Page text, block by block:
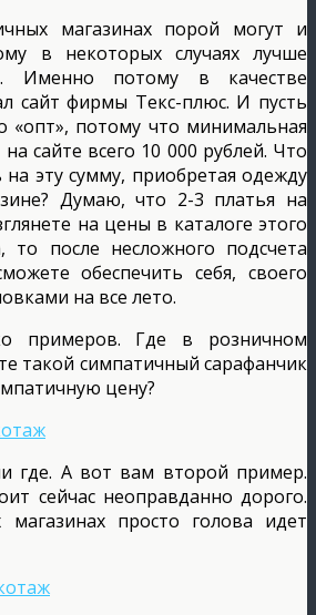
магазинах порой могут и
в некоторых случаях лучше
Именно потому в качестве
сайт фирмы Текс-плюс. И пусть
«опт», потому что минимальная
сайте всего 10 000 рублей. Что
эту сумму, приобретая одежду
Думаю, что 2-3 платья на
на цены в каталоге этого
то после несложного подсчета
обеспечить себя, своего
на все лето.
примеров. Где в розничном
такой симпатичный сарафанчик
цену?
где. А вот вам второй пример.
сейчас неоправданно дорого.
просто голова идет